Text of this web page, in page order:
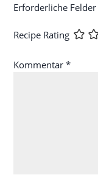
Erforderliche
Recipe Rating
Kommentar*